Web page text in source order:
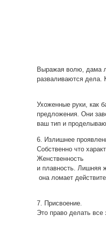
Выражая волю, дама
разваливаются дела.
Ухоженные руки, как
предложения. Они
ваш тип и
6. Излишнее
Собственно что
Женственность
и плавность. Лишняя
она ломает
7. Присвоение.
Это право делать